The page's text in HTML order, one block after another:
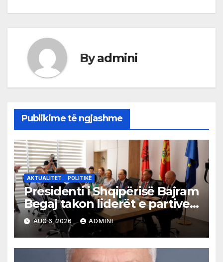
Byadmini
Publikime të ngjashme
AKTUALITET POLITIKË
Presidenti i Shqipërisë Bajram
Begaj takon liderët e partive
shqiptare në Ulqin
AUG 6, 2026 ADMINI